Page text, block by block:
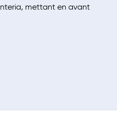
mettant en avant